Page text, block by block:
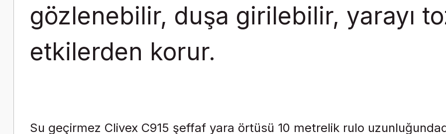
gözlenebilir, duşa girilebilir, yarayı
etkilerden korur.
Su geçirmez Clivex C915 şeffaf yara örtüsü 10 metrelik rulo